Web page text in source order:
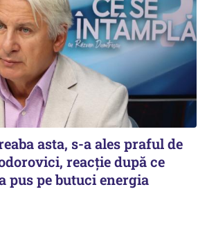
asta, s-a ales praful de
reacție după ce
pus pe butuci energia